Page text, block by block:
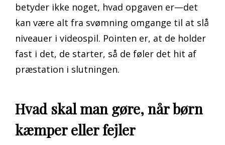
betyder ikke noget, hvad opgaven er—det
kan være alt fra svømning omgange til at slå
niveauer i videospil. Pointen er, at de holder
fast i det, de starter, så de føler det hit af
præstation i slutningen.
Hvad skal man gøre, når børn
kæmper eller fejler